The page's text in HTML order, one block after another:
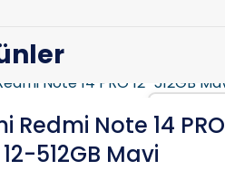
Redmi Note 14 PRO
12-512GB Mavi